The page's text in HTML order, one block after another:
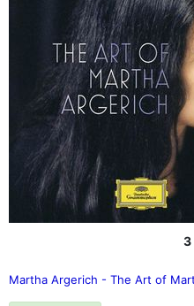
3
Martha Argerich - The Art of